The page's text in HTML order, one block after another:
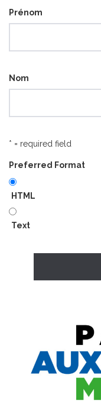
Prénom
Nom
* = required field
Preferred Format
HTML
Text